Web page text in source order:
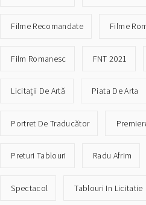
Filme Recomandate Filme
Film Romanesc FNT 2021
Licitații De Artă Piata De Arta
Portret De Traducător
Preturi Tablouri Radu Afrim
Spectacol Tablouri In Licitatie